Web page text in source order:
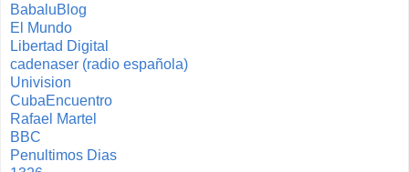
BabaluBlog
El Mundo
Libertad Digital
cadenaser (radio española)
Univision
CubaEncuentro
Rafael Martel
BBC
Penultimos Dias